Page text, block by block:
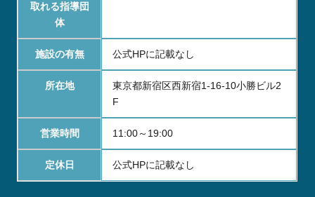
取れる指導団
体
施設の有無 公式HPに記載なし
所在地
東京都新宿区西新宿1-16-10小勝ビル2
F
営業時間 11:00～19:00
定休日 公式HPに記載なし